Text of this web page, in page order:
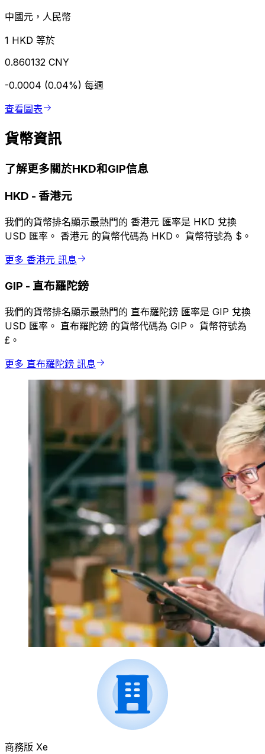
中國元，人民幣
1 HKD 等於
0.860132 CNY
-0.0004 (0.04%) 每週
查看圖表
貨幣資訊
了解更多關於HKD和GIP信息
HKD - 香港元
我們的貨幣排名顯示最熱門的 香港元 匯率是 HKD 兌換
USD 匯率。 香港元 的貨幣代碼為 HKD。 貨幣符號為 $。
更多 香港元 訊息
GIP - 直布羅陀鎊
我們的貨幣排名顯示最熱門的 直布羅陀鎊 匯率是 GIP 兌換
USD 匯率。 直布羅陀鎊 的貨幣代碼為 GIP。 貨幣符號為
£。
更多 直布羅陀鎊 訊息
商務版 Xe